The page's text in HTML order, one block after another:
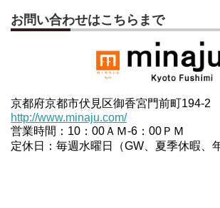
お問い合わせはこちらまで
京都府京都市伏見区御香宮門前町194-2
http://www.minaju.com/
営業時間：10：00ＡＭ-6：00ＰＭ
定休日：毎週水曜日（GW、夏季休暇、